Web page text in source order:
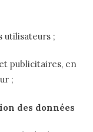
utilisateurs ;
publicitaires, en
;
des données